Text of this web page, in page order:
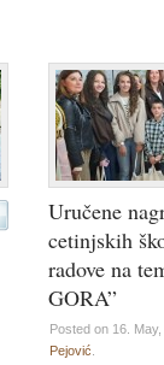
Uručene
cetinjskih
radove na
GORA”
Posted on 16.
Pejović